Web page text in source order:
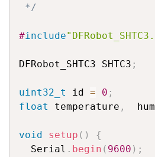
*/
#include
DFRobot_SHTC3 SHTC3 ;
uint32_t id = 0 ;
float
temperature ,
void setup ( )
{
  Serial
. begin ( 9600 ) ;